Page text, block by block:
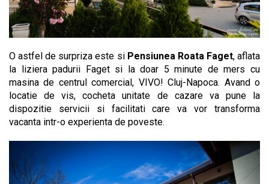
O astfel de surpriza este si Pensiunea Roata Faget, aflata
la liziera padurii Faget si la doar 5 minute de mers cu
masina de centrul comercial, VIVO! Cluj-Napoca. Avand o
locatie de vis, cocheta unitate de cazare va pune la
dispozitie servicii si facilitati care va vor transforma
vacanta intr-o experienta de poveste.